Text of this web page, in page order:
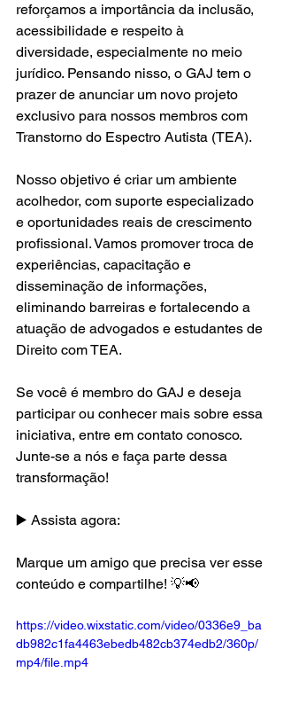
reforçamos a importância da inclusão,
acessibilidade e respeito à
diversidade, especialmente no meio
jurídico. Pensando nisso, o GAJ tem o
prazer de anunciar um novo projeto
exclusivo para nossos membros com
Transtorno do Espectro Autista (TEA).
Nosso objetivo é criar um ambiente
acolhedor, com suporte especializado
e oportunidades reais de crescimento
profissional. Vamos promover troca de
experiências, capacitação e
disseminação de informações,
eliminando barreiras e fortalecendo a
atuação de advogados e estudantes de
Direito com TEA.
Se você é membro do GAJ e deseja
participar ou conhecer mais sobre essa
iniciativa, entre em contato conosco.
Junte-se a nós e faça parte dessa
transformação!
▶️ Assista agora:
Marque um amigo que precisa ver esse
conteúdo e compartilhe! 💡📢
https://video.wixstatic.com/video/0336e9_ba
db982c1fa4463ebedb482cb374edb2/360p/
mp4/file.mp4